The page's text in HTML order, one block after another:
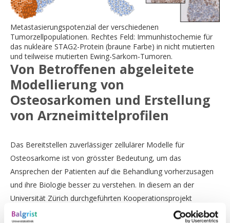
Metastasierungspotenzial der verschiedenen
Tumorzellpopulationen. Rechtes Feld: Immunhistochemie für
das nukleäre STAG2-Protein (braune Farbe) in nicht mutierten
und teilweise mutierten Ewing-Sarkom-Tumoren.
Von Betroffenen abgeleitete
Modellierung von
Osteosarkomen und Erstellung
von Arzneimittelprofilen
Das Bereitstellen zuverlässiger zellulärer Modelle für
Osteosarkome ist von grösster Bedeutung, um das
Ansprechen der Patienten auf die Behandlung vorherzusagen
und ihre Biologie besser zu verstehen. In diesem an der
Universität Zürich durchgeführten Kooperationsprojekt
(Schwerpunktprogramm Klinische Forschung) wollen wir